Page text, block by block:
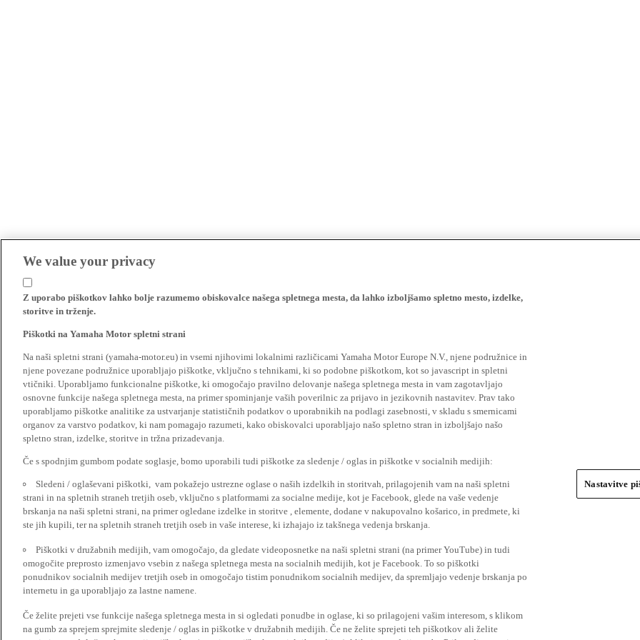
We value your privacy
Z uporabo piškotkov lahko bolje razumemo obiskovalce našega spletnega mesta, da lahko izboljšamo spletno mesto, izdelke,
storitve in trženje.
Piškotki na Yamaha Motor spletni strani
Na naši spletni strani (yamaha-motor.eu) in vsemi njihovimi lokalnimi različicami Yamaha Motor Europe N.V., njene podružnice in
njene povezane podružnice uporabljajo piškotke, vključno s tehnikami, ki so podobne piškotkom, kot so javascript in spletni
vtičniki. Uporabljamo funkcionalne piškotke, ki omogočajo pravilno delovanje našega spletnega mesta in vam zagotavljajo
osnovne funkcije našega spletnega mesta, na primer spominjanje vaših poverilnic za prijavo in jezikovnih nastavitev. Prav tako
uporabljamo piškotke analitike za ustvarjanje statističnih podatkov o uporabnikih na podlagi zasebnosti, v skladu s smernicami
organov za varstvo podatkov, ki nam pomagajo razumeti, kako obiskovalci uporabljajo našo spletno stran in izboljšajo našo
spletno stran, izdelke, storitve in tržna prizadevanja.
Če s spodnjim gumbom podate soglasje, bomo uporabili tudi piškotke za sledenje / oglas in piškotke v socialnih medijih:
Sledeni / oglaševani piškotki, vam pokažejo ustrezne oglase o naših izdelkih in storitvah, prilagojenih vam na naši spletni
strani in na spletnih straneh tretjih oseb, vključno s platformami za socialne medije, kot je Facebook, glede na vaše vedenje
brskanja na naši spletni strani, na primer ogledane izdelke in storitve , elemente, dodane v nakupovalno košarico, in predmete, ki
ste jih kupili, ter na spletnih straneh tretjih oseb in vaše interese, ki izhajajo iz takšnega vedenja brskanja.
Piškotki v družabnih medijih, vam omogočajo, da gledate videoposnetke na naši spletni strani (na primer YouTube) in tudi
omogočite preprosto izmenjavo vsebin z našega spletnega mesta na socialnih medijih, kot je Facebook. To so piškotki
ponudnikov socialnih medijev tretjih oseb in omogočajo tistim ponudnikom socialnih medijev, da spremljajo vedenje brskanja po
internetu in ga uporabljajo za lastne namene.
Če želite prejeti vse funkcije našega spletnega mesta in si ogledati ponudbe in oglase, ki so prilagojeni vašim interesom, s klikom
na gumb za sprejem sprejmite sledenje / oglas in piškotke v družabnih medijih. Če ne želite sprejeti teh piškotkov ali želite
Nastavitve